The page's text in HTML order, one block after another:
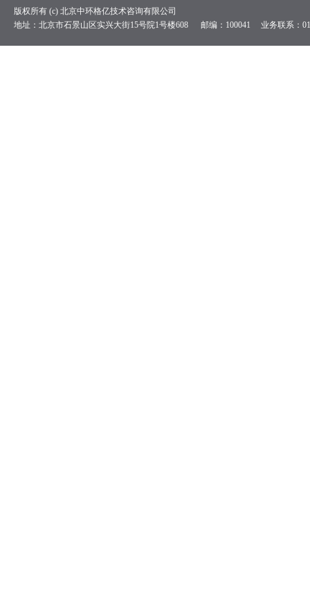
版权所有 (c) 北京中环格亿技术咨询有限公司
地址：北京市石景山区实兴大街15号院1号楼608 邮编：100041 业务联系：